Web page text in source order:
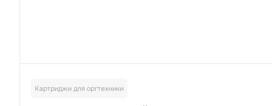
Картриджи для оргтехники